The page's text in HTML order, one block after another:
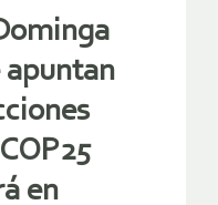
apuntan
en